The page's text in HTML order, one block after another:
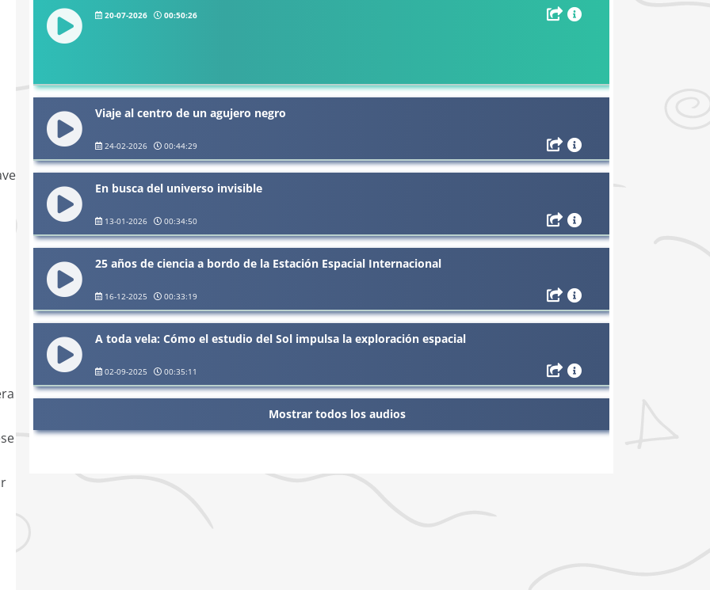
20-07-2026 00:50:26
Viaje al centro de un agujero negro
24-02-2026 00:44:29
En busca del universo invisible
13-01-2026 00:34:50
25 años de ciencia a bordo de la Estación Espacial Internacional
16-12-2025 00:33:19
A toda vela: Cómo el estudio del Sol impulsa la exploración espacial
02-09-2025 00:35:11
Mostrar todos los audios